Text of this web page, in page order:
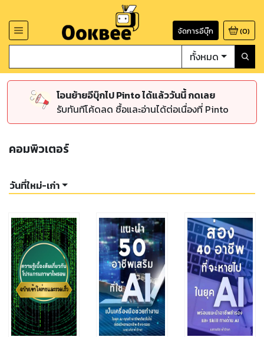
จัดการอีบุ๊ก (0)
ทั้งหมด
โอนย้ายอีบุ๊กไป Pinto ได้แล้ววันนี้ กดเลย
รับทันทีโค้ดลด ซื้อและอ่านได้ต่อเนื่องที่ Pinto
คอมพิวเตอร์
วันที่ใหม่-เก่า